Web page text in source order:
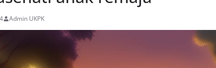
Admin UKPK